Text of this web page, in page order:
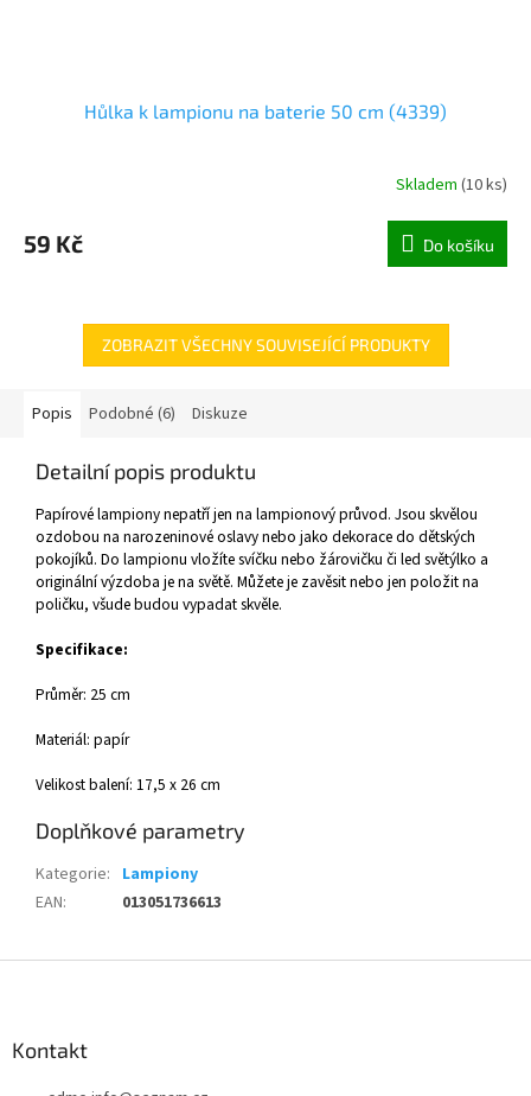
Hůlka k lampionu na baterie 50 cm (4339)
Skladem (10 ks)
59 Kč Do košíku
ZOBRAZIT VŠECHNY SOUVISEJÍCÍ PRODUKTY
Popis Podobné (6) Diskuze
Detailní popis produktu
Papírové lampiony nepatří jen na lampionový průvod. Jsou skvělou
ozdobou na narozeninové oslavy nebo jako dekorace do dětských
pokojíků. Do lampionu vložíte svíčku nebo žárovičku či led světýlko a
originální výzdoba je na světě. Můžete je zavěsit nebo jen položit na
poličku, všude budou vypadat skvěle.
Specifikace:
Průměr: 25 cm
Materiál: papír
Velikost balení: 17,5 x 26 cm
Doplňkové parametry
Kategorie: Lampiony
EAN: 013051736613
Kontakt